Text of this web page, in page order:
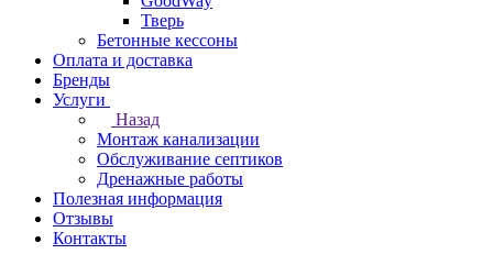
Тверь
Бетонные кессоны
Оплата и доставка
Бренды
Услуги
Назад
Монтаж канализации
Обслуживание септиков
Дренажные работы
Полезная информация
Отзывы
Контакты